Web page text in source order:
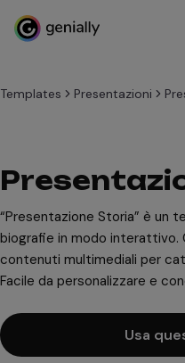
Templates Presentazioni
“Presentazione Storia” è un
biografie in modo interattivo.
contenuti multimediali per
Facile da personalizzare e
Usa